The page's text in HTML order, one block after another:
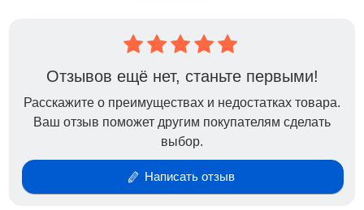
быстрее и комфортнее будет работа.
13 классных оттенков, в том числе с шимером. В том
числе молочный с шимером. Скорее пробовать!
Отзывов ещё нет, станьте первыми!
Расскажите о преимуществах и недостатках товара.
Ваш отзыв поможет другим покупателям сделать
выбор.
Написать отзыв